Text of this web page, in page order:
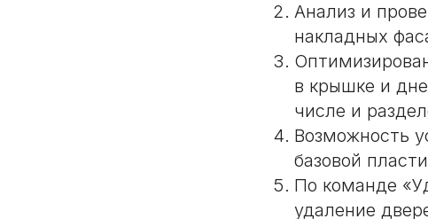
Анализ и
накладных
в крышке и
числе и
Возможность
базовой
По команде
удаление